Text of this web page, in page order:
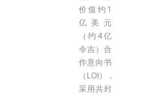
价值约1
亿美元
（约4亿
令吉）合
作意向书
（LOI），
采用共封